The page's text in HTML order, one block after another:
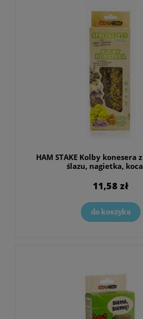
HAM STAKE Kolby konesera
ślazu, nagietka,
11,58 zł
do koszyka